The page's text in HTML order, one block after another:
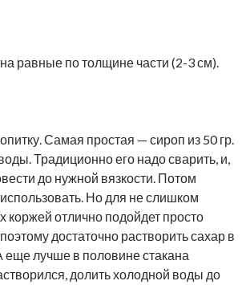
равные по толщине части (2-3 см).
Самая простая — сироп из 50 гр.
Традиционно его надо сварить, и,
до нужной вязкости. Потом
Но для не слишком
коржей отлично подойдет просто
достаточно растворить сахар в
еще лучше в половине стакана
долить холодной воды до